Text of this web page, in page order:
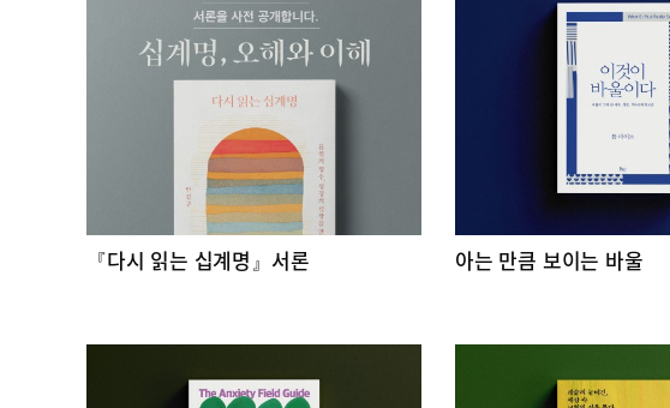
『다시 읽는 십계명』서론 아는 만큼 보이는 바울